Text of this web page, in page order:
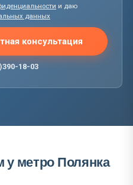
и даю
данных
консультация
18-03
у метро Полянка